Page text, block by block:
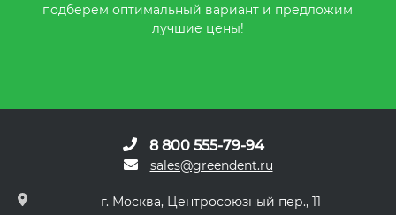
подберем оптимальный вариант и предложим
лучшие цены!
8 800 555-79-94
sales@greendent.ru
г. Москва, Центросоюзный пер., 11